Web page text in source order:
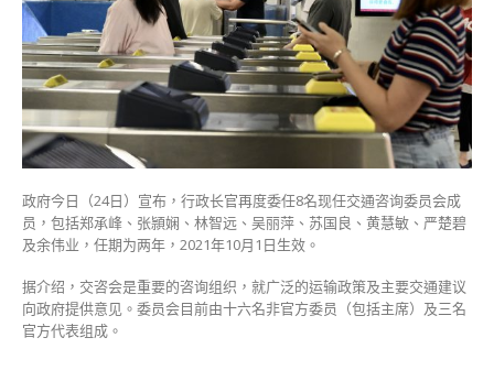
交
咨
会
员
郑
承
林
智
远
等
8
人
受
政府今日（24日）宣布，行政长官再度委任8名现任交通咨询委员会成
员，包括郑承峰、张頴娴、林智远、吴丽萍、苏国良、黄慧敏、严楚碧
及余伟业，任期为两年，2021年10月1日生效。
据介绍，交咨会是重要的咨询组织，就广泛的运输政策及主要交通建议
向政府提供意见。委员会目前由十六名非官方委员（包括主席）及三名
官方代表组成。